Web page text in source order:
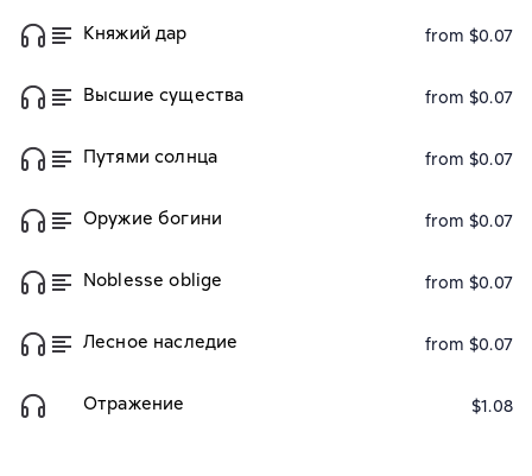
Княжий дар from $0.07
Высшие существа from $0.07
Путями солнца from $0.07
Оружие богини from $0.07
Noblesse oblige from $0.07
Лесное наследие from $0.07
Отражение $1.08